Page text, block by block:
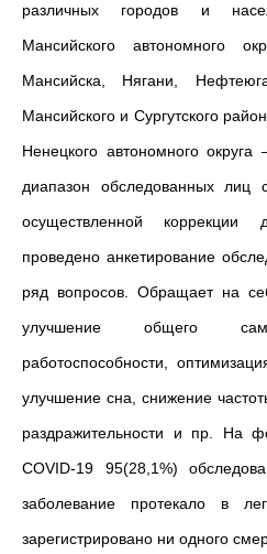
различных городов и
Мансийского автономного
Мансийска, Нягани,
Мансийского и Сургутского
Ненецкого автономного округа
диапазон обследованных лиц
осуществленной коррекции
проведено анкетирование
ряд вопросов. Обращает на
улучшение общего
работоспособности,
улучшение сна, снижение
раздражительности и пр. На
COVID-19 95(28,1%)
заболевание протекало в
зарегистрировано ни одного